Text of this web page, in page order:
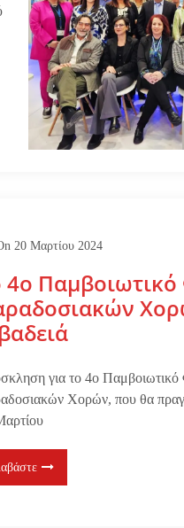
20 Μαρτίου 2024
4ο Παμβοιωτικό
για το 4ο Παμβοιωτικό
Χορών, που θα